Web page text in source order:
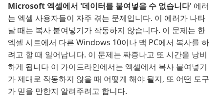
Microsoft 엑셀에서 '데이터를 붙여넣을 수 없습니다' 에러
는 엑셀 사용자들이 자주 겪는 문제입니다. 이 에러가 나타
날 때는 복사 붙여넣기가 작동하지 않습니다. 이 문제는 한
엑셀 시트에서 다른 Windows 10이나 맥 PC에서 복사를 하
려고 할 때 일어납니다. 이 문제는 짜증나고 또 시간을 낭비
하게 됩니다 이 가이드라인에서는 엑셀에서 복사 붙여넣기
가 제대로 작동하지 않을 때 어떻게 해야 될지, 또 어떤 도구
가 믿을 만한지 알려주려고 합니다.